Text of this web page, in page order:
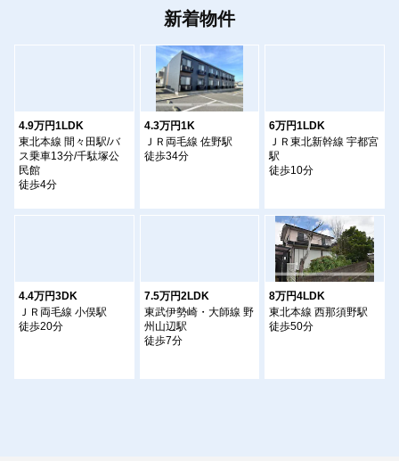
新着物件
4.9万円1LDK
東北本線 間々田駅/バ
ス乗車13分/千駄塚公
民館
徒歩4分
4.3万円1K
ＪＲ両毛線 佐野駅
徒歩34分
6万円1LDK
ＪＲ東北新幹線 宇都宮
駅
徒歩10分
4.4万円3DK
ＪＲ両毛線 小俣駅
徒歩20分
7.5万円2LDK
東武伊勢崎・大師線 野
州山辺駅
徒歩7分
8万円4LDK
東北本線 西那須野駅
徒歩50分